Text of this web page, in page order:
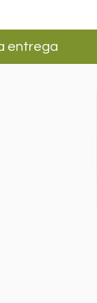
entrega